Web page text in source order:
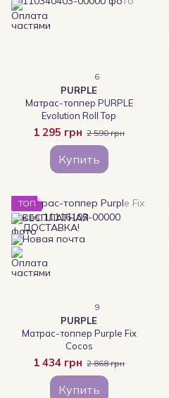
6
PURPLE
Матрас-топпер PURPLE
Evolution Roll Top
1 295 грн 2 590 грн
Купить
ТОП
9
PURPLE
Матрас-топпер Purple Fix
Cocos
1 434 грн 2 868 грн
Купить